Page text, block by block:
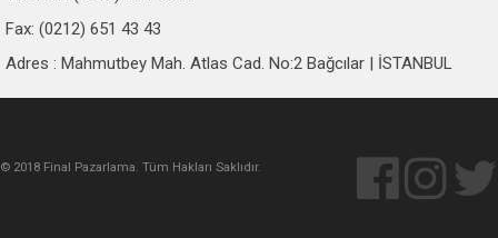
Fax: (0212) 651 43 43
Adres : Mahmutbey Mah. Atlas Cad. No:2 Bağcılar | İSTANBUL
© 2018 Final Pazarlama. Tüm Hakları Saklıdır.